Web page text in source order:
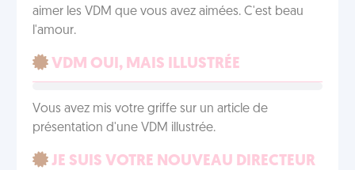
aimer les VDM que vous avez aimées. C'est beau
l'amour.
VDM OUI, MAIS ILLUSTRÉE
Vous avez mis votre griffe sur un article de
présentation d'une VDM illustrée.
JE SUIS VOTRE NOUVEAU DIRECTEUR